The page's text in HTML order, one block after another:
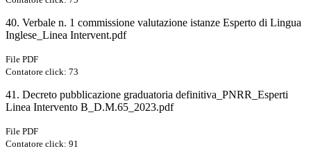
40. Verbale n. 1 commissione valutazione istanze Esperto di Lingua
Inglese_Linea Intervent.pdf
File PDF
Contatore click: 73
41. Decreto pubblicazione graduatoria definitiva_PNRR_Esperti
Linea Intervento B_D.M.65_2023.pdf
File PDF
Contatore click: 91